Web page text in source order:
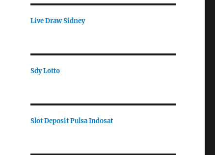
Live Draw Sidney
Sdy Lotto
Slot Deposit Pulsa Indosat